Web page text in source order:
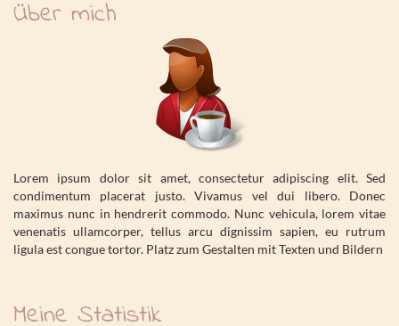
Über mich
Lorem ipsum dolor sit amet, consectetur adipiscing elit. Sed
condimentum placerat justo. Vivamus vel dui libero. Donec
maximus nunc in hendrerit commodo. Nunc vehicula, lorem vitae
venenatis ullamcorper, tellus arcu dignissim sapien, eu rutrum
ligula est congue tortor. Platz zum Gestalten mit Texten und Bildern
Meine Statistik